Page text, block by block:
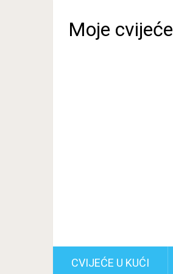
Moje cvijeće
CVIJEĆE U KUĆI